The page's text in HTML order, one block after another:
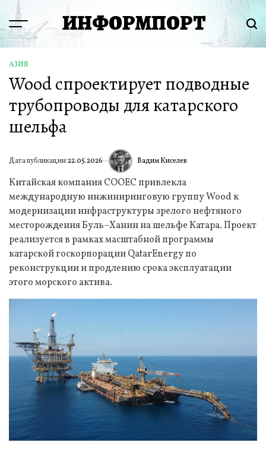
Перейти
содержимому
Menu ИНФОРМПОРТ
ОПУБЛИКОВАНО
В
АЗИЯ
Wood спроектирует подводные
трубопроводы для катарского
шельфа
Дата публикации:22.05.2026 ИА Вадим Киселев
Китайская компания COOEC привлекла
международную инжиниринговую группу Wood к
модернизации инфраструктуры зрелого нефтяного
месторождения Буль–Ханин на шельфе Катара. Проект
реализуется в рамках масштабной программы
катарской госкорпорации QatarEnergy по
реконструкции и продлению срока эксплуатации
этого морского актива.